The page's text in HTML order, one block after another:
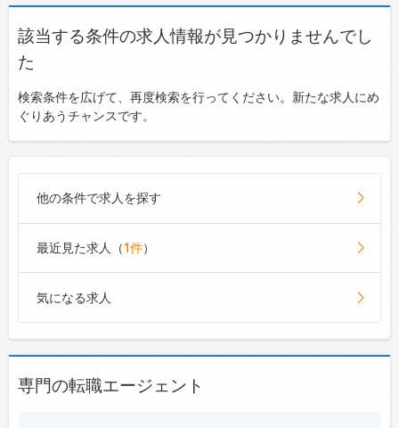
該当する条件の求人情報が見つかりませんでし
た
検索条件を広げて、再度検索を行ってください。新たな求人にめ
ぐりあうチャンスです。
他の条件で求人を探す
最近見た求人（1件）
気になる求人
専門の転職エージェント